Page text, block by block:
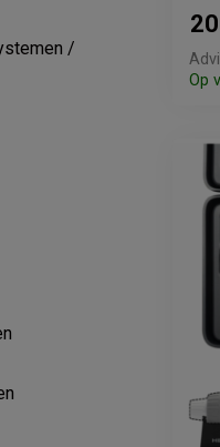
/
Op